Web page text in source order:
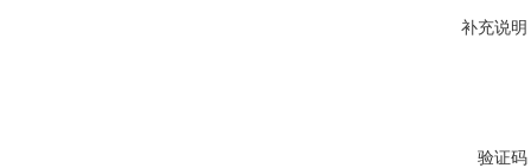
补充说明
验证码